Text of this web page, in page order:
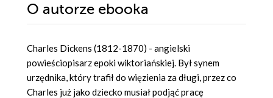
O autorze ebooka
Charles Dickens (1812-1870) - angielski
powieściopisarz epoki wiktoriańskiej. Był synem
urzędnika, który trafił do więzienia za długi, przez co
Charles już jako dziecko musiał podjąć pracę